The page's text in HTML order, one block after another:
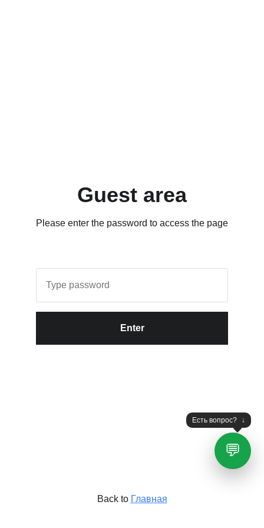
Guest area
Please enter the password to access the page
Enter
Back to Главная
💬
Есть вопрос? ↓